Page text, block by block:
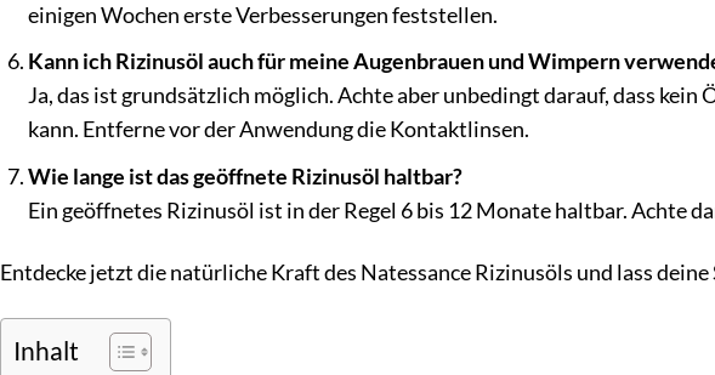
einigen Wochen erste Verbesserungen feststellen.
Kann ich Rizinusöl auch für meine Augenbrauen und Wimpern
Ja, das ist grundsätzlich möglich. Achte aber unbedingt darauf, dass
kann. Entferne vor der Anwendung die Kontaktlinsen.
Wie lange ist das geöffnete Rizinusöl haltbar?
Ein geöffnetes Rizinusöl ist in der Regel 6 bis 12 Monate haltbar. Achte
Entdecke jetzt die natürliche Kraft des Natessance Rizinusöls und lass
Inhalt